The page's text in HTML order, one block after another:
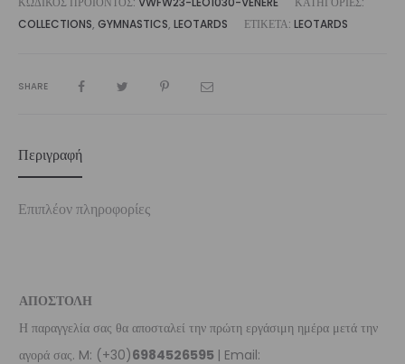
COLLECTIONS, GYMNASTICS, LEOTARDS ΕΤΙΚΈΤΑ: LEOTARDS
SHARE
Περιγραφή
Επιπλέον πληροφορίες
ΑΠΟΣΤΟΛΗ
Η παραγγελία σας θα αποσταλεί την πρώτη εργάσιμη ημέρα μετά την
αγορά σας. M: (+30)6984526595 | Email: